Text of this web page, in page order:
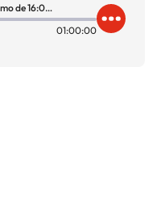
40 al Dia (03/08/2026 - Tramo de 16:00 a 17:00)
01:00:00